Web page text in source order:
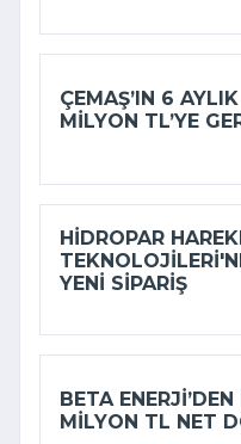
ÇEMAŞ’IN 6
MILYON TL’YE
HIDROPAR
YENI SIPARIŞ
BETA
MILYON TL NET